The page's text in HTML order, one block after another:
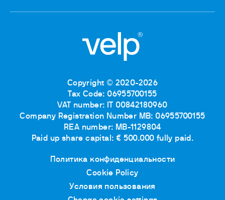
Copyright © 2020-2026
Tax Code: 06955700155
VAT number: IT 00842180960
Company Registration Number MB: 06955700155
REA number: MB-1129804
Paid up share capital: € 500.000 fully paid.
Политика конфиденциальности
Cookie Policy
Условия пользования